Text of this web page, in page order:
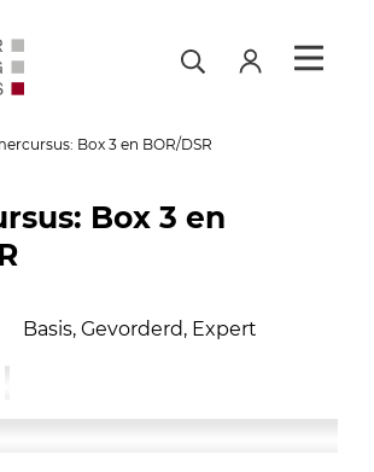
Box 3 en BOR/DSR
Box 3 en
Basis, Gevorderd, Expert